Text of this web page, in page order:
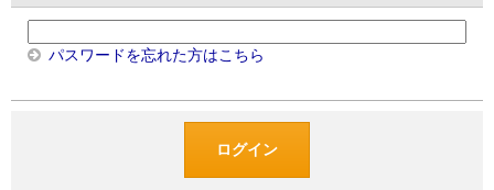
パスワードを忘れた方はこちら